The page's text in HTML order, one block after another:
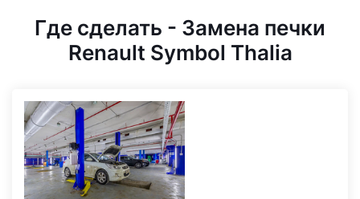
Где сделать - Замена печки
Renault Symbol Thalia